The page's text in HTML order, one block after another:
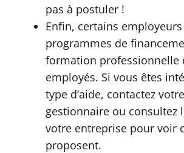
pas à postuler !
Enfin, certains
programmes de
formation professionnelle
employés. Si vous êtes
type d’aide, contactez votre
gestionnaire ou consultez
votre entreprise pour voir
proposent.